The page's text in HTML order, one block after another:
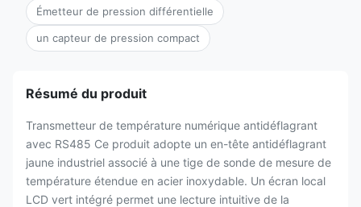
Émetteur de pression différentielle
un capteur de pression compact
Résumé du produit
Transmetteur de température numérique antidéflagrant
avec RS485 Ce produit adopte un en-tête antidéflagrant
jaune industriel associé à une tige de sonde de mesure de
température étendue en acier inoxydable. Un écran local
LCD vert intégré permet une lecture intuitive de la